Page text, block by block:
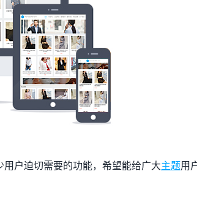
户迫切需要的功能，希望能给广大主题用